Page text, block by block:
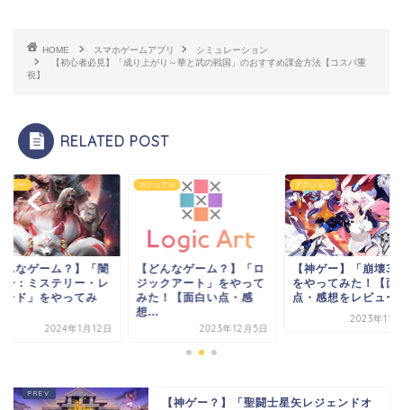
HOME スマホゲームアプリ
シミュレーション
【初心者必見】「成り上がり～華と武の戦国」のおすすめ課金方法【コスパ重
視】
RELATED POST
テジー
んなゲーム？】「闇
争：ミステリー・レ
ンド」をやってみ
2024年1月12日
カジュアル
【どんなゲーム？】「ロ
ジックアート」をやって
みた！【面白い点・感
想...
2023年12月5日
アクション
【神ゲー】「崩壊
をやってみた！【面
点・感想をレビュー
2023年11
【神ゲー？】「聖闘士星矢レジェンドオ